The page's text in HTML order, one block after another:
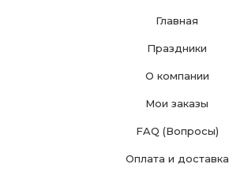
Главная
Праздники
О компании
Мои заказы
FAQ (Вопросы)
Оплата и доставка